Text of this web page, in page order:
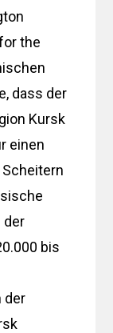
the
dass der
Kursk
einen
der
bis
der